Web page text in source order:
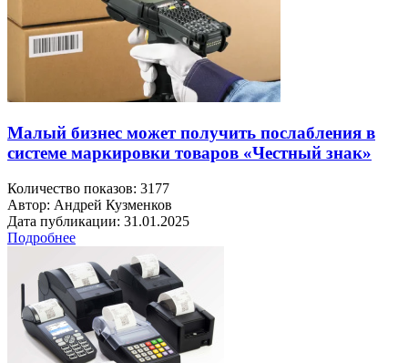
Малый бизнес может получить послабления в
системе маркировки товаров «Честный знак»
Количество показов: 3177
Автор: Андрей Кузменков
Дата публикации: 31.01.2025
Подробнее